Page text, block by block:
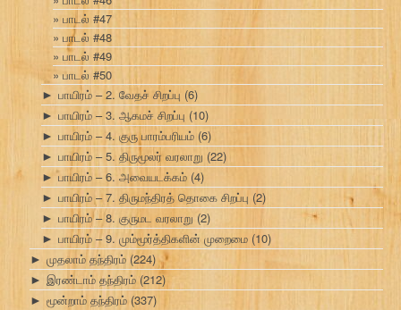
பாடல் #47
பாடல் #48
பாடல் #49
பாடல் #50
► பாயிரம் – 2. வேதச் சிறப்பு (6)
► பாயிரம் – 3. ஆகமச் சிறப்பு (10)
► பாயிரம் – 4. குரு பாரம்பரியம் (6)
► பாயிரம் – 5. திருமூலர் வரலாறு (22)
► பாயிரம் – 6. அவையடக்கம் (4)
► பாயிரம் – 7. திருமந்திரத் தொகை சிறப்பு (2)
► பாயிரம் – 8. குருமட வரலாறு (2)
► பாயிரம் – 9. மும்மூர்த்திகளின் முறைமை (10)
► முதலாம் தந்திரம் (224)
► இரண்டாம் தந்திரம் (212)
► மூன்றாம் தந்திரம் (337)